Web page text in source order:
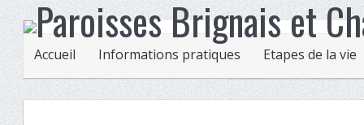
Accueil Informations pratiques Etapes de la vie